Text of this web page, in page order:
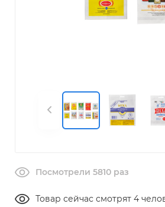
Посмотрели 5810 раз
Товар сейчас смотрят 4